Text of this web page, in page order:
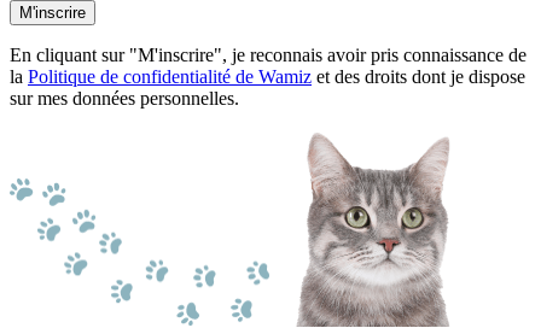
M'inscrire
En cliquant sur "M'inscrire", je reconnais avoir pris connaissance de
la Politique de confidentialité de Wamiz et des droits dont je dispose
sur mes données personnelles.